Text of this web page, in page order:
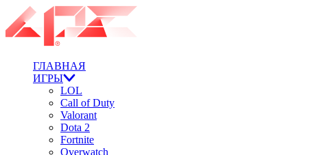
ГЛАВНАЯ
ИГРЫ
LOL
Call of Duty
Valorant
Dota 2
Fortnite
Overwatch